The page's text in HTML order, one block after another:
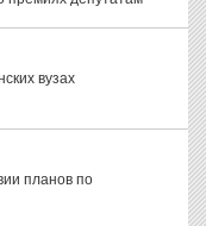
вузах
планов по